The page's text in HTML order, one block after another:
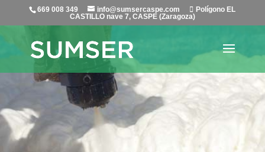
669 008 349 info@sumsercaspe.com
Polígono EL
CASTILLO nave 7, CASPE (Zaragoza)